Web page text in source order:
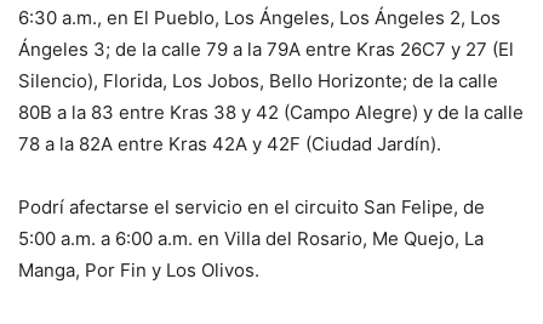
6:30 a.m., en El Pueblo, Los Ángeles, Los Ángeles 2, Los
Ángeles 3; de la calle 79 a la 79A entre Kras 26C7 y 27 (El
Silencio), Florida, Los Jobos, Bello Horizonte; de la calle
80B a la 83 entre Kras 38 y 42 (Campo Alegre) y de la calle
78 a la 82A entre Kras 42A y 42F (Ciudad Jardín).
Podrí afectarse el servicio en el circuito San Felipe, de
5:00 a.m. a 6:00 a.m. en Villa del Rosario, Me Quejo, La
Manga, Por Fin y Los Olivos.